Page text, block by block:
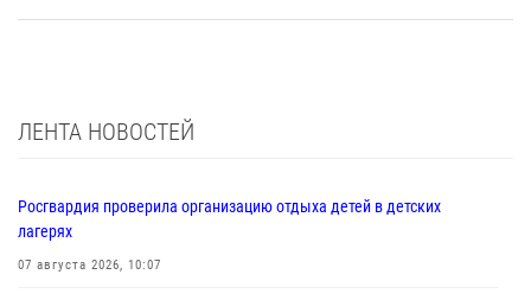
ЛЕНТА НОВОСТЕЙ
Росгвардия проверила организацию отдыха детей в детских
лагерях
07 августа 2026, 10:07